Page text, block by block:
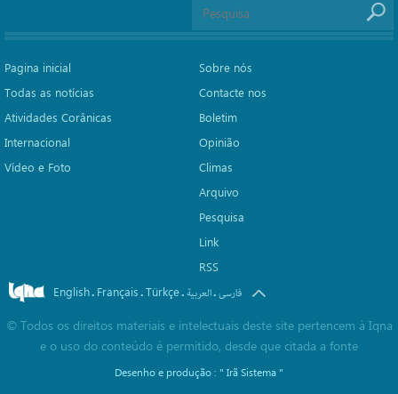
Pagina inicial
Todas as notícias
Atividades Corânicas
Internacional
Vídeo e Foto
Sobre nós
Contacte nos
Boletim
Opinião
Climas
Arquivo
Pesquisa
Link
RSS
English. Français.Türkçe. العربیة.فارسی
© Todos os direitos materiais e intelectuais deste site pertencem à Iqna
e o uso do conteúdo é permitido, desde que citada a fonte
Desenho e produção : " Irã Sistema "